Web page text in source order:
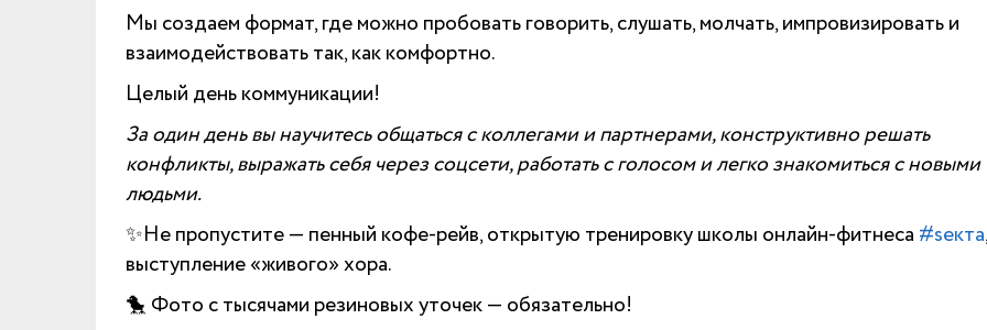
Мы создаем формат, где можно пробовать говорить, слушать, молчать, импровизировать и
взаимодействовать так, как комфортно.
Целый день коммуникации!
За один день вы научитесь общаться с коллегами и партнерами, конструктивно решать
конфликты, выражать себя через соцсети, работать с голосом и легко знакомиться с новыми
людьми.
✨Не пропустите — пенный кофе-рейв, открытую тренировку школы онлайн-фитнеса #sекта,
выступление «живого» хора.
🐤 Фото с тысячами резиновых уточек — обязательно!